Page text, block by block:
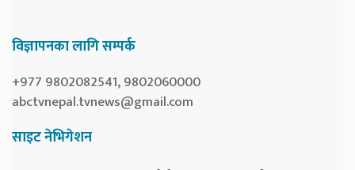
विज्ञापनका लागि सम्पर्क
+977 9802082541, 9802060000
abctvnepal.tvnews@gmail.com
साइट नेभिगेशन